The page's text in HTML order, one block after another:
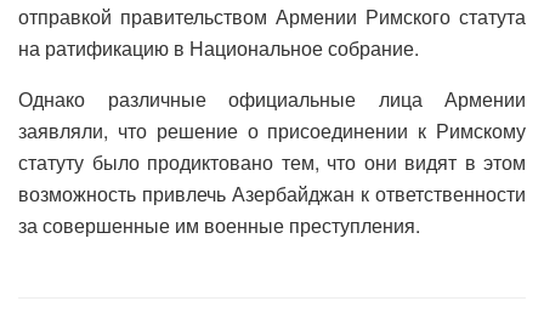
отправкой правительством Армении Римского статута
на ратификацию в Национальное собрание.
Однако различные официальные лица Армении
заявляли, что решение о присоединении к Римскому
статуту было продиктовано тем, что они видят в этом
возможность привлечь Азербайджан к ответственности
за совершенные им военные преступления.